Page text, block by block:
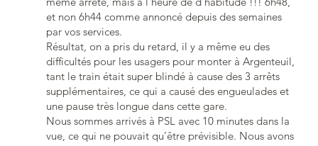
et non 6h44 comme annoncé depuis des semaines
par vos services.
Résultat, on a pris du retard, il y a même eu des
difficultés pour les usagers pour monter à Argenteuil,
tant le train était super blindé à cause des 3 arrêts
supplémentaires, ce qui a causé des engueulades et
une pause très longue dans cette gare.
Nous sommes arrivés à PSL avec 10 minutes dans la
vue, ce qui ne pouvait qu’être prévisible. Nous avons